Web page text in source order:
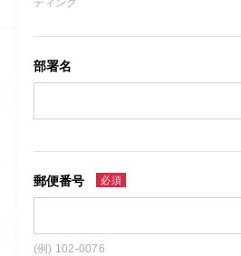
部署名
郵便番号 必須
(例) 102-0076